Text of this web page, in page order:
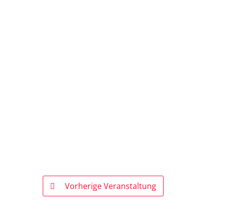
Vorherige Veranstaltung